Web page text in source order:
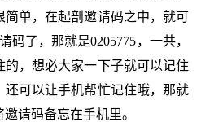
单，在起剖邀请码之中，就可
码了，那就是0205775，一共，
的，想必大家一下子就可以记住
还可以让手机帮忙记住哦，那就
请码备忘在手机里。